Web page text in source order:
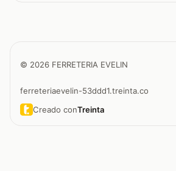
© 2026 FERRETERIA EVELIN
ferreteriaevelin-53ddd1.treinta.co
Creado conTreinta